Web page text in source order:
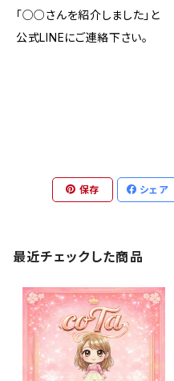
「○○さんを紹介しました」と
公式LINEにご連絡下さい。
保存 シェア
最近チェックした商品